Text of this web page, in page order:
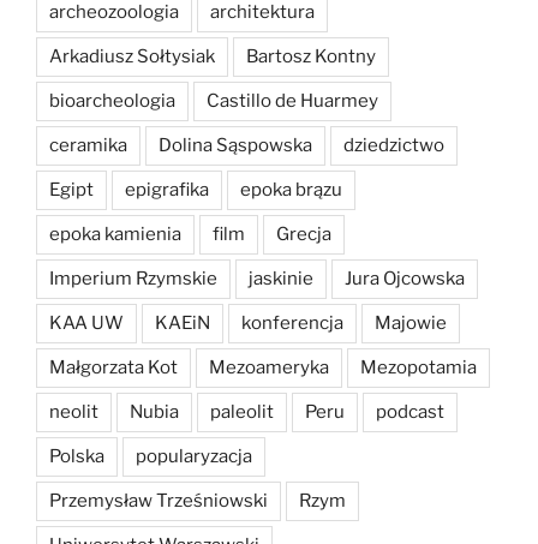
archeozoologia architektura
Arkadiusz Sołtysiak Bartosz Kontny
bioarcheologia Castillo de Huarmey
ceramika Dolina Sąspowska dziedzictwo
Egipt epigrafika epoka brązu
epoka kamienia film Grecja
Imperium Rzymskie jaskinie Jura Ojcowska
KAA UW KAEiN konferencja Majowie
Małgorzata Kot Mezoameryka Mezopotamia
neolit Nubia paleolit Peru podcast
Polska popularyzacja
Przemysław Trześniowski Rzym